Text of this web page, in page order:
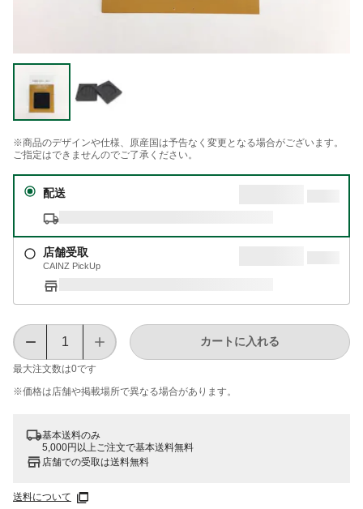
※商品のデザインや仕様、原産国は予告なく変更となる場合がございます。
ご指定はできませんのでご了承ください。
配送
店舗受取
CAINZ PickUp
最大注文数は0です
カートに入れる
※価格は​店舗や​掲載場所で​異なる​場合が​あります。
基本送料のみ
5,000円以上ご注文で基本送料無料
店舗での受取は送料無料
送料について